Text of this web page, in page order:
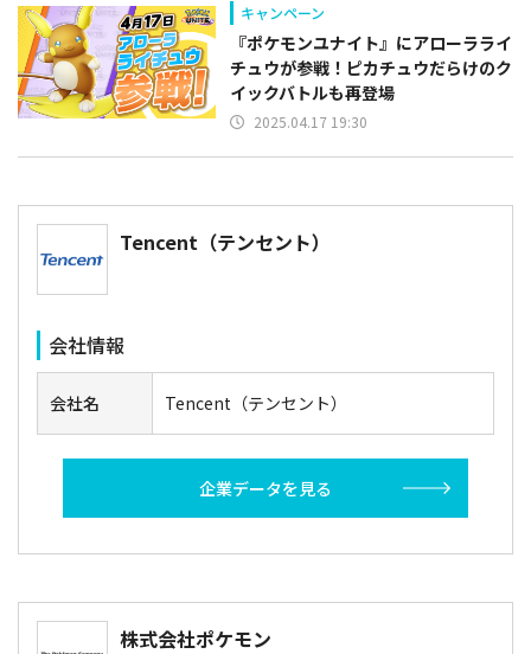
キャンペーン
『ポケモンユナイト』にアローラライ
チュウが参戦！ピカチュウだらけのク
イックバトルも再登場
2025.04.17 19:30
Tencent（テンセント）
会社情報
会社名 Tencent（テンセント）
企業データを見る
株式会社ポケモン